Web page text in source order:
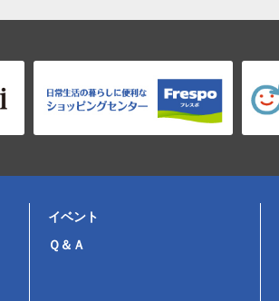
イベント
Ｑ＆Ａ